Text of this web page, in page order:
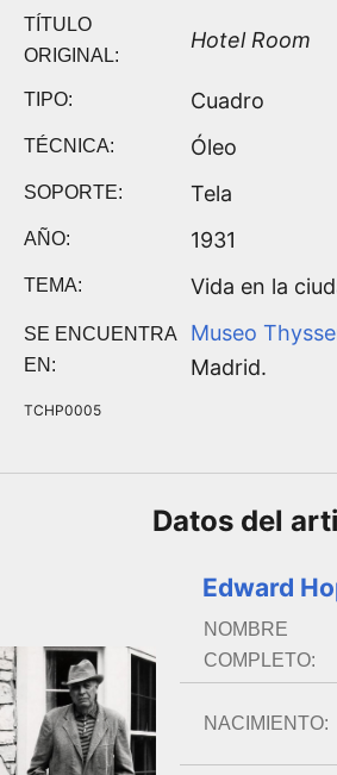
TÍTULO
ORIGINAL:
Hotel Room
TIPO: Cuadro
TÉCNICA: Óleo
SOPORTE: Tela
AÑO: 1931
TEMA: Vida en la
SE ENCUENTRA
EN:
Museo
Madrid.
TCHP0005
Datos del
Edward
NOMBRE
COMPLETO:
NACIMIENTO: